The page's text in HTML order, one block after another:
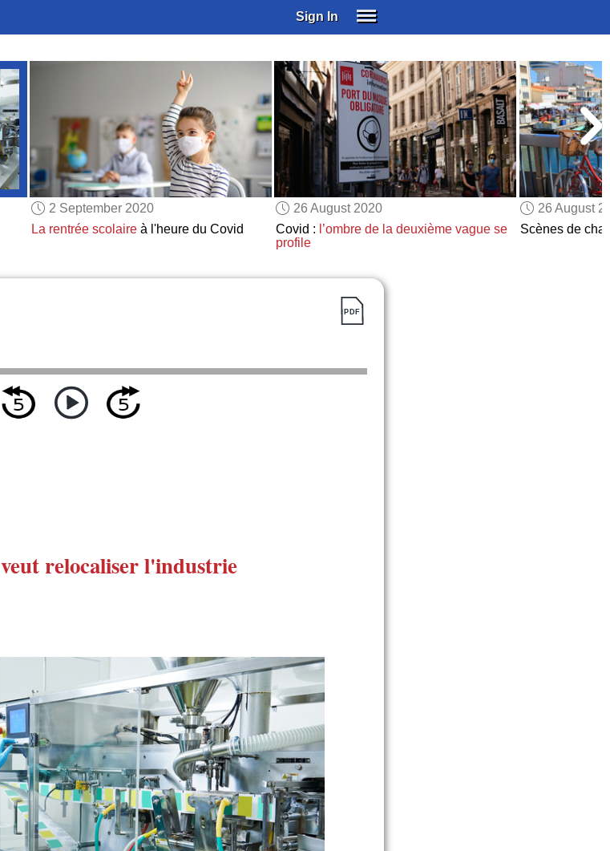
Sign In
SUBSCRIBE
EDUCATIONAL LICENSES
GIFT CARDS
OTHER LANGUAGES
ABOUT US
ALEXA
ADJUST COLORS
2 September 2020
La rentrée scolaireà l'heure du Covid
26 August 2020
Covid : l’ombre de la deuxième vague se
profile
26 August
Scènes de
veut relocaliser l'industrie